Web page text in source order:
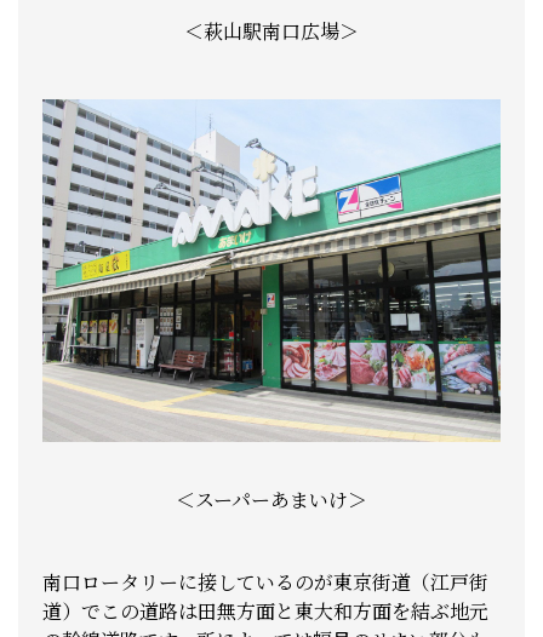
＜萩山駅南口広場＞
＜スーパーあまいけ＞
南口ロータリーに接しているのが東京街道（江戸街
道）でこの道路は田無方面と東大和方面を結ぶ地元